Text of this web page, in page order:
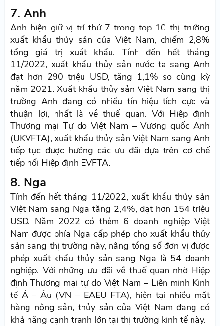
7. Anh
Anh hiện giữ vị trí thứ 7 trong top 10 thị trường
xuất khẩu thủy sản của Việt Nam, chiếm 2,8%
tổng giá trị xuất khẩu. Tính đến hết tháng
11/2022, xuất khẩu thủy sản nước ta sang Anh
đạt hơn 290 triệu USD, tăng 1,1% so cùng kỳ
năm 2021. Xuất khẩu thủy sản Việt Nam sang thị
trường Anh đang có nhiều tín hiệu tích cực và
thuận lợi, nhất là về thuế quan. Với Hiệp định
Thương mại Tự do Việt Nam – Vương quốc Anh
(UKVFTA), xuất khẩu thủy sản Việt Nam sang Anh
tiếp tục được hưởng các ưu đãi dựa trên cơ chế
tiếp nối Hiệp định EVFTA.
8. Nga
Tính đến hết tháng 11/2022, xuất khẩu thủy sản
Việt Nam sang Nga tăng 2,4%, đạt hơn 154 triệu
USD. Năm 2022 có thêm 6 doanh nghiệp Việt
Nam được phía Nga cấp phép cho xuất khẩu thủy
sản sang thị trường này, nâng tổng số đơn vị được
phép xuất khẩu thủy sản sang Nga là 54 doanh
nghiệp. Với những ưu đãi về thuế quan nhờ Hiệp
định Thương mại tự do Việt Nam – Liên minh Kinh
tế Á – Âu (VN – EAEU FTA), hiện tại nhiều mặt
hàng nông sản, thủy sản của Việt Nam đang có
khả năng cạnh tranh lớn tại thị trường kinh tế này.